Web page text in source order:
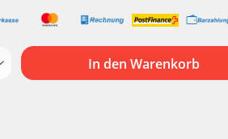
In den Warenkorb